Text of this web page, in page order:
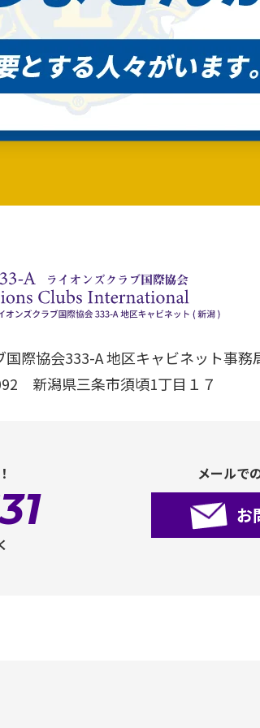
国際協会333-A 地区キャビネット事務
新潟県三条市須頃1丁目１７
メールで
お